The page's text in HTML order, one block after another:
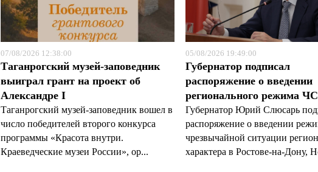
07/08/2026 12:38:00
Таганрогский музей-заповедник
выиграл грант на проект об
Александре I
Таганрогский музей-заповедник вошел в
число победителей второго конкурса
программы «Красота внутри.
Краеведческие музеи России», ор...
05/08/2026 19:49:00
Губернатор подписал
распоряжение о введении
регионального режима ЧС
Губернатор Юрий Слюсарь
распоряжение о введении
чрезвычайной ситуации
характера в Ростове-на-Дону,